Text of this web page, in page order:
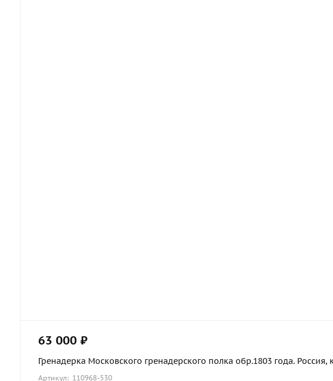
63 000 ₽
Гренадерка Московского гренадерского полка обр.1803 года. Россия,
Артикул: 110968-530